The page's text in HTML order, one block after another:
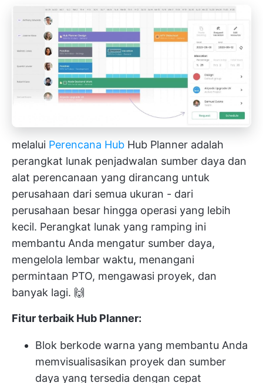
melalui Perencana Hub Hub Planner adalah
perangkat lunak penjadwalan sumber daya dan
alat perencanaan yang dirancang untuk
perusahaan dari semua ukuran - dari
perusahaan besar hingga operasi yang lebih
kecil. Perangkat lunak yang ramping ini
membantu Anda mengatur sumber daya,
mengelola lembar waktu, menangani
permintaan PTO, mengawasi proyek, dan
banyak lagi. 🙌
Fitur terbaik Hub Planner:
Blok berkode warna yang membantu Anda
memvisualisasikan proyek dan sumber
daya yang tersedia dengan cepat